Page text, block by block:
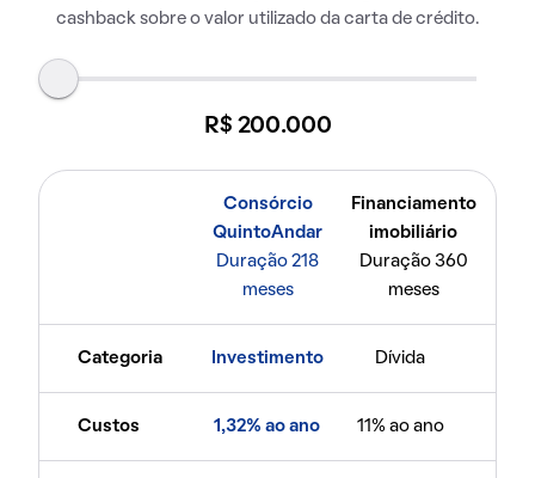
cashback sobre o valor utilizado da carta de crédito.
R$ 200.000
Consórcio
QuintoAndar
Duração 218
meses
Financiamento
imobiliário
Duração 360
meses
Categoria Investimento Dívida
Custos 1,32% ao ano 11% ao ano